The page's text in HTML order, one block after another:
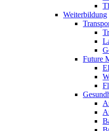
Weiterbildung
Future